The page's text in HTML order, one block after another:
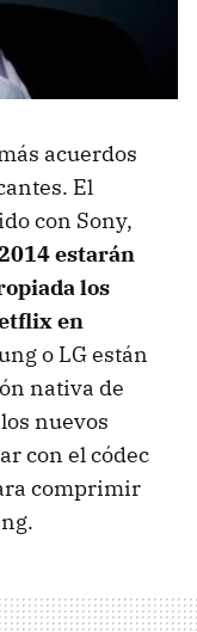
acuerdos
El
con Sony,
estarán
los
en
o LG están
nativa de
nuevos
con el códec
comprimir